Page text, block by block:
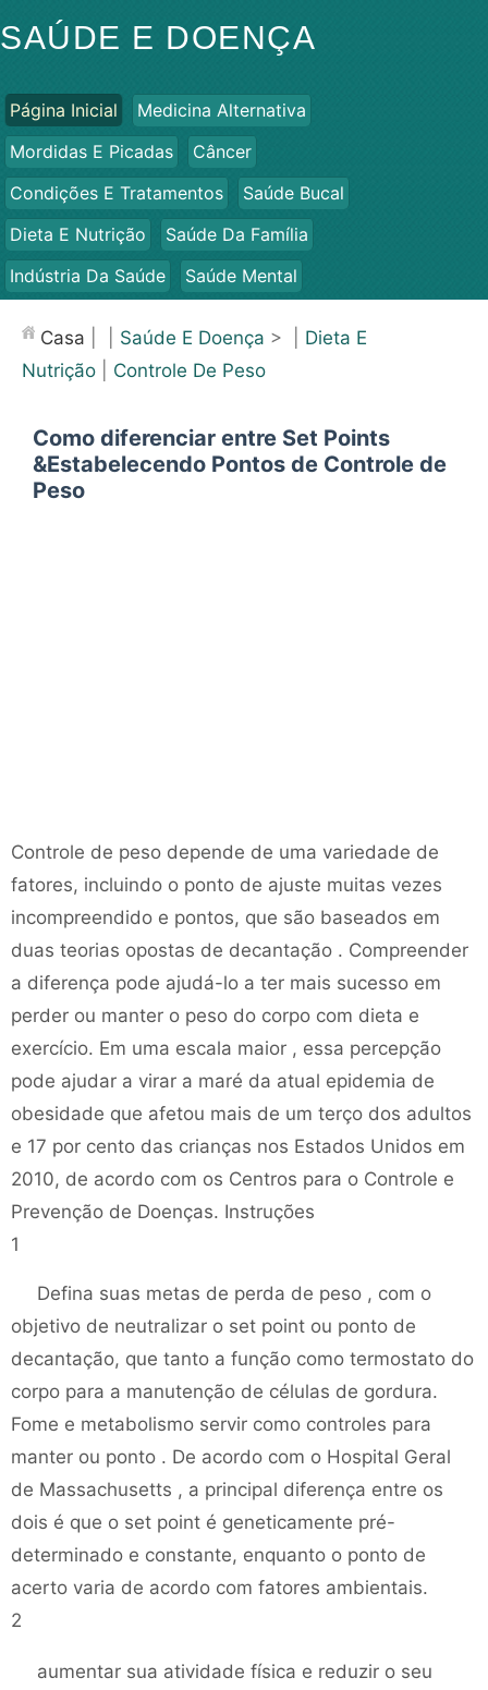
SAÚDE E DOENÇA
Página Inicial
Medicina Alternativa
Mordidas E Picadas
Câncer
Condições E Tratamentos
Saúde Bucal
Dieta E Nutrição
Saúde Da Família
Indústria Da Saúde
Saúde Mental
Saúde
Casa Saúde E Doença > | Dieta E
Nutrição
Controle De Peso
Como diferenciar entre Set Points
&Estabelecendo Pontos de Controle de
Peso
Controle de peso depende de uma variedade de
fatores, incluindo o ponto de ajuste muitas vezes
incompreendido e pontos, que são baseados em
duas teorias opostas de decantação . Compreender
a diferença pode ajudá-lo a ter mais sucesso em
perder ou manter o peso do corpo com dieta e
exercício. Em uma escala maior , essa percepção
pode ajudar a virar a maré da atual epidemia de
obesidade que afetou mais de um terço dos adultos
e 17 por cento das crianças nos Estados Unidos em
2010, de acordo com os Centros para o Controle e
Prevenção de Doenças. Instruções
1
Defina suas metas de perda de peso , com o
objetivo de neutralizar o set point ou ponto de
decantação, que tanto a função como termostato do
corpo para a manutenção de células de gordura.
Fome e metabolismo servir como controles para
manter ou ponto . De acordo com o Hospital Geral
de Massachusetts , a principal diferença entre os
dois é que o set point é geneticamente pré-
determinado e constante, enquanto o ponto de
acerto varia de acordo com fatores ambientais.
2
aumentar sua atividade física e reduzir o seu